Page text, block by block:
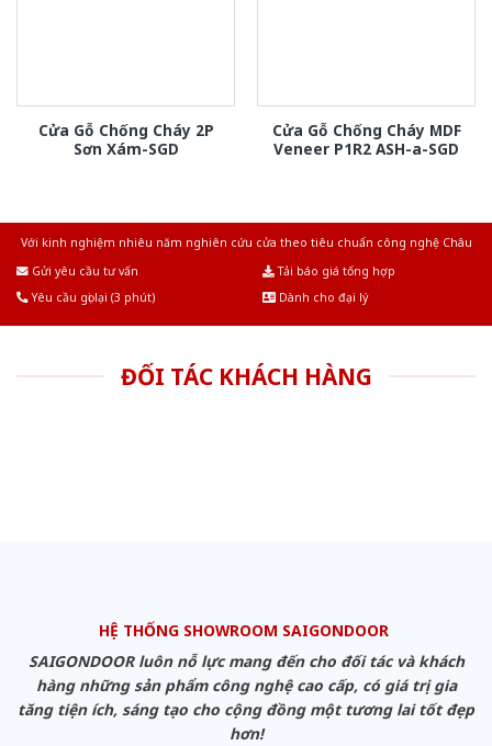
Cửa Gỗ Chống Cháy 2P
Sơn Xám-SGD
Cửa Gỗ Chống Cháy MDF
Veneer P1R2 ASH-a-SGD
Với kinh nghiệm nhiêu năm nghiên cứu cửa theo tiêu chuẩn công nghệ Châu
Gửi yêu cầu tư vấn
Tải báo giá tổng hợp
Yêu cầu gọi lại (3 phút)
Dành cho đại lý
ĐỐI TÁC KHÁCH HÀNG
HỆ THỐNG SHOWROOM SAIGONDOOR
SAIGONDOOR luôn nỗ lực mang đến cho đối tác và khách
hàng những sản phẩm công nghệ cao cấp, có giá trị gia
tăng tiện ích, sáng tạo cho cộng đồng một tương lai tốt đẹp
hơn!